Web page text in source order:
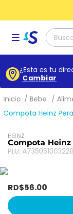
1
2.
3.
5.
8.
¿Esta es tu
Cambiar
Supermercado
Bebe
Compota Heinz Pera
HEINZ
Compota Heinz
PLU: A735051003228
RD$56.00